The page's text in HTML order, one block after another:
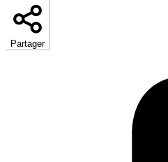
Partager